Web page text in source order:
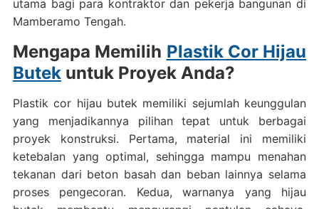
utama bagi para kontraktor dan pekerja bangunan di
Mamberamo Tengah.
Mengapa Memilih Plastik Cor Hijau
Butekuntuk Proyek Anda?
Plastik cor hijau butek memiliki sejumlah keunggulan
yang menjadikannya pilihan tepat untuk berbagai
proyek konstruksi. Pertama, material ini memiliki
ketebalan yang optimal, sehingga mampu menahan
tekanan dari beton basah dan beban lainnya selama
proses pengecoran. Kedua, warnanya yang hijau